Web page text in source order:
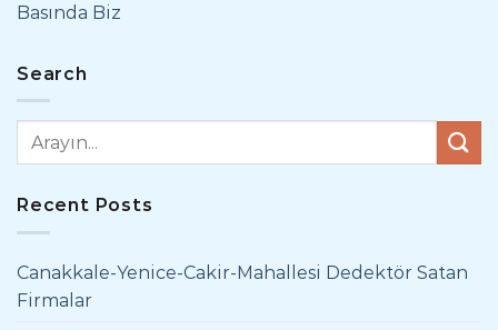
Basında Biz
Search
Recent Posts
Canakkale-Yenice-Cakir-Mahallesi Dedektör Satan
Firmalar